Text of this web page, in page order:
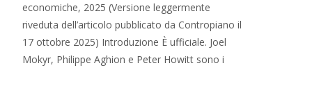
economiche, 2025 (Versione leggermente
riveduta dell’articolo pubblicato da Contropiano il
17 ottobre 2025) Introduzione È ufficiale. Joel
Mokyr, Philippe Aghion e Peter Howitt sono i